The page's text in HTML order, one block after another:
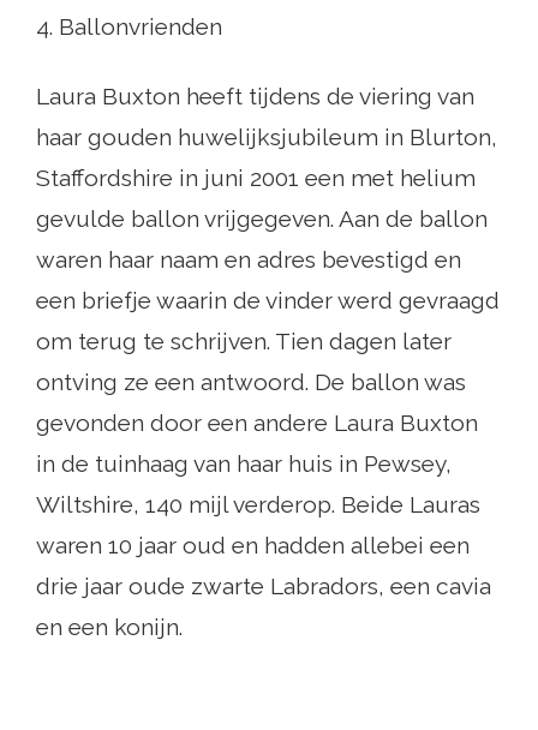
4. Ballonvrienden
Laura Buxton heeft tijdens de viering van
haar gouden huwelijksjubileum in Blurton,
Staffordshire in juni 2001 een met helium
gevulde ballon vrijgegeven. Aan de ballon
waren haar naam en adres bevestigd en
een briefje waarin de vinder werd gevraagd
om terug te schrijven. Tien dagen later
ontving ze een antwoord. De ballon was
gevonden door een andere Laura Buxton
in de tuinhaag van haar huis in Pewsey,
Wiltshire, 140 mijl verderop. Beide Lauras
waren 10 jaar oud en hadden allebei een
drie jaar oude zwarte Labradors, een cavia
en een konijn.